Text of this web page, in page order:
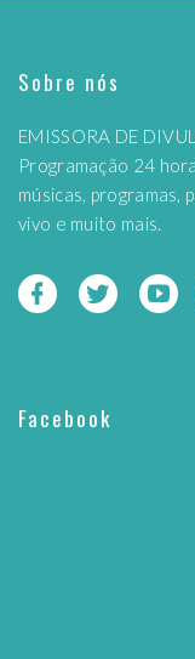
Sobre nós
EMISSORA DE
Programação 24
músicas, programas,
vivo e muito mais.
Facebook